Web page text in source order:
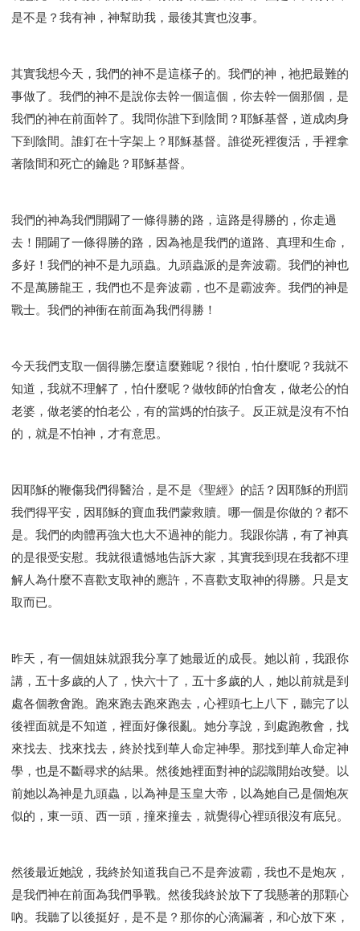
是不是？我有神，神幫助我，最後其實也沒事。
其實我想今天，我們的神不是這樣子的。我們的神，祂把最難的
事做了。我們的神不是說你去幹一個這個，你去幹一個那個，是
我們的神在前面幹了。我問你誰下到陰間？耶穌基督，道成肉身
下到陰間。誰釘在十字架上？耶穌基督。誰從死裡復活，手裡拿
著陰間和死亡的鑰匙？耶穌基督。
我們的神為我們開闢了一條得勝的路，這路是得勝的，你走過
去！開闢了一條得勝的路，因為祂是我們的道路、真理和生命，
多好！我們的神不是九頭蟲。九頭蟲派的是奔波霸。我們的神也
不是萬勝龍王，我們也不是奔波霸，也不是霸波奔。我們的神是
戰士。我們的神衝在前面為我們得勝！
今天我們支取一個得勝怎麼這麼難呢？很怕，怕什麼呢？我就不
知道，我就不理解了，怕什麼呢？做牧師的怕會友，做老公的怕
老婆，做老婆的怕老公，有的當媽的怕孩子。反正就是沒有不怕
的，就是不怕神，才有意思。
因耶穌的鞭傷我們得醫治，是不是《聖經》的話？因耶穌的刑罰
我們得平安，因耶穌的寶血我們蒙救贖。哪一個是你做的？都不
是。我們的肉體再強大也大不過神的能力。我跟你講，有了神真
的是很受安慰。我就很遺憾地告訴大家，其實我到現在我都不理
解人為什麼不喜歡支取神的應許，不喜歡支取神的得勝。只是支
取而已。
昨天，有一個姐妹就跟我分享了她最近的成長。她以前，我跟你
講，五十多歲的人了，快六十了，五十多歲的人，她以前就是到
處各個教會跑。跑來跑去跑來跑去，心裡頭七上八下，聽完了以
後裡面就是不知道，裡面好像很亂。她分享說，到處跑教會，找
來找去、找來找去，終於找到華人命定神學。那找到華人命定神
學，也是不斷尋求的結果。然後她裡面對神的認識開始改變。以
前她以為神是九頭蟲，以為神是玉皇大帝，以為她自己是個炮灰
似的，東一頭、西一頭，撞來撞去，就覺得心裡頭很沒有底兒。
然後最近她說，我終於知道我自己不是奔波霸，我也不是炮灰，
是我們神在前面為我們爭戰。然後我終於放下了我懸著的那顆心
吶。我聽了以後挺好，是不是？那你的心滴漏著，和心放下來，